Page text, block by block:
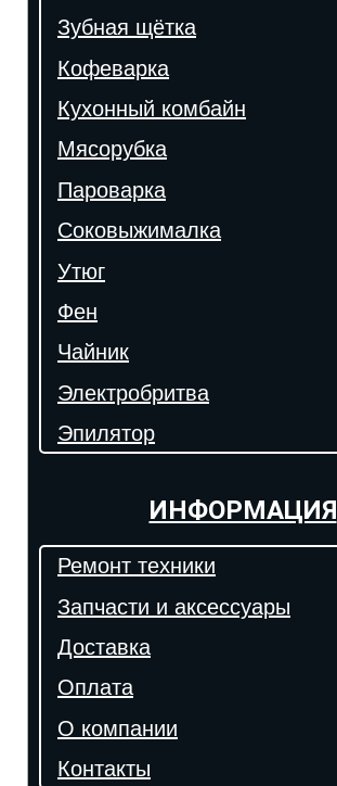
Зубная щётка
Кофеварка
Кухонный комбайн
Мясорубка
Пароварка
Соковыжималка
Утюг
Фен
Чайник
Электробритва
Эпилятор
ИНФОРМАЦИЯ
Ремонт техники
Запчасти и аксессуары
Доставка
Оплата
О компании
Контакты